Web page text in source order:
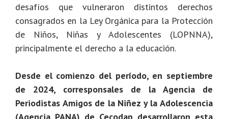
desafíos que vulneraron distintos derechos
consagrados en la Ley Orgánica para la Protección
de Niños, Niñas y Adolescentes (LOPNNA),
principalmente el derecho a la educación.
Desde el comienzo del período, en septiembre
de 2024, corresponsales de la Agencia de
Periodistas Amigos de la Niñez y la Adolescencia